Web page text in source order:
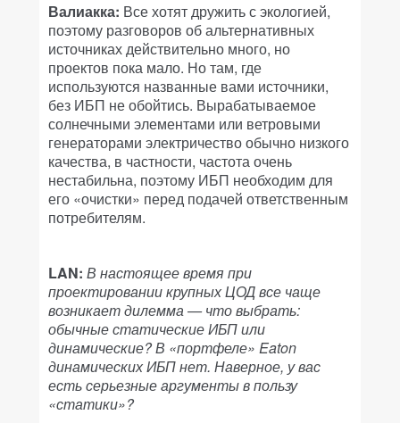
Валиакка: Все хотят дружить с экологией,
поэтому разговоров об альтернативных
источниках действительно много, но
проектов пока мало. Но там, где
используются названные вами источники,
без ИБП не обойтись. Вырабатываемое
солнечными элементами или ветровыми
генераторами электричество обычно низкого
качества, в частности, частота очень
нестабильна, поэтому ИБП необходим для
его «очистки» перед подачей ответственным
потребителям.
LAN: В настоящее время при
проектировании крупных ЦОД все чаще
возникает дилемма — что выбрать:
обычные статические ИБП или
динамические? В «портфеле» Eaton
динамических ИБП нет. Наверное, у вас
есть серьезные аргументы в пользу
«статики»?